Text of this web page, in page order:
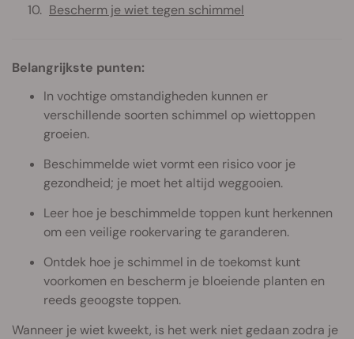
Bescherm je wiet tegen schimmel
Belangrijkste punten:
In vochtige omstandigheden kunnen er
verschillende soorten schimmel op wiettoppen
groeien.
Beschimmelde wiet vormt een risico voor je
gezondheid; je moet het altijd weggooien.
Leer hoe je beschimmelde toppen kunt herkennen
om een veilige rookervaring te garanderen.
Ontdek hoe je schimmel in de toekomst kunt
voorkomen en bescherm je bloeiende planten en
reeds geoogste toppen.
Wanneer je wiet kweekt, is het werk niet gedaan zodra je